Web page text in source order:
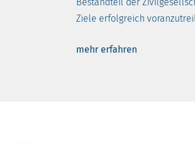
Ziele erfolgreich
mehr erfahren